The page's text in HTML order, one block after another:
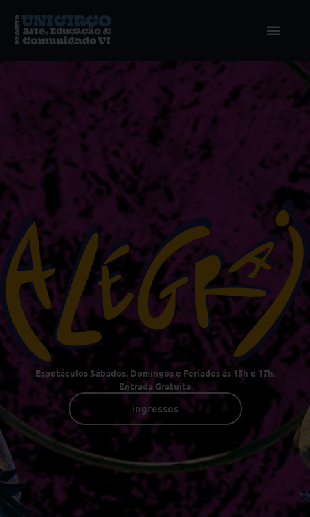
Espetáculos Sábados, Domingos e Feriados às 15h e 17h.
Entrada Gratuita
ingressos